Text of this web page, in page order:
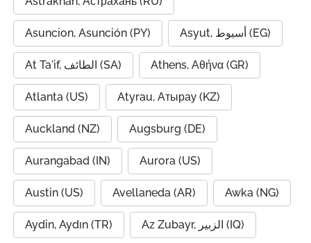
Asuncion, Asunción (PY) Asyut, أسيوط (EG)
At Ta'if, الطائف (SA) Athens, Αθήνα (GR)
Atlanta (US) Atyrau, Атырау (KZ)
Auckland (NZ) Augsburg (DE)
Aurangabad (IN) Aurora (US)
Austin (US) Avellaneda (AR) Awka (NG)
Aydin, Aydın (TR) Az Zubayr, الزبير (IQ)